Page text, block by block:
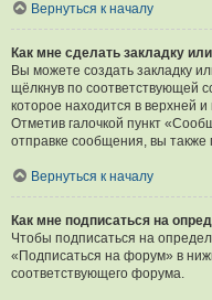
Вернуться к началу
Как мне сделать закладку
Вы можете создать закладку
щёлкнув по соответствующей
которое находится в верхней
Отметив галочкой пункт
отправке сообщения, вы
Вернуться к началу
Как мне подписаться на
Чтобы подписаться на
«Подписаться на форум» в
соответствующего форума.